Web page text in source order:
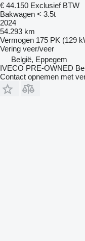
€ 44.150 Exclusief BTW
Bakwagen < 3.5t
2024
54.293 km
Vermogen 175 PK (129
Vering veer/veer
België, Eppegem
IVECO PRE-OWNED
Contact opnemen met